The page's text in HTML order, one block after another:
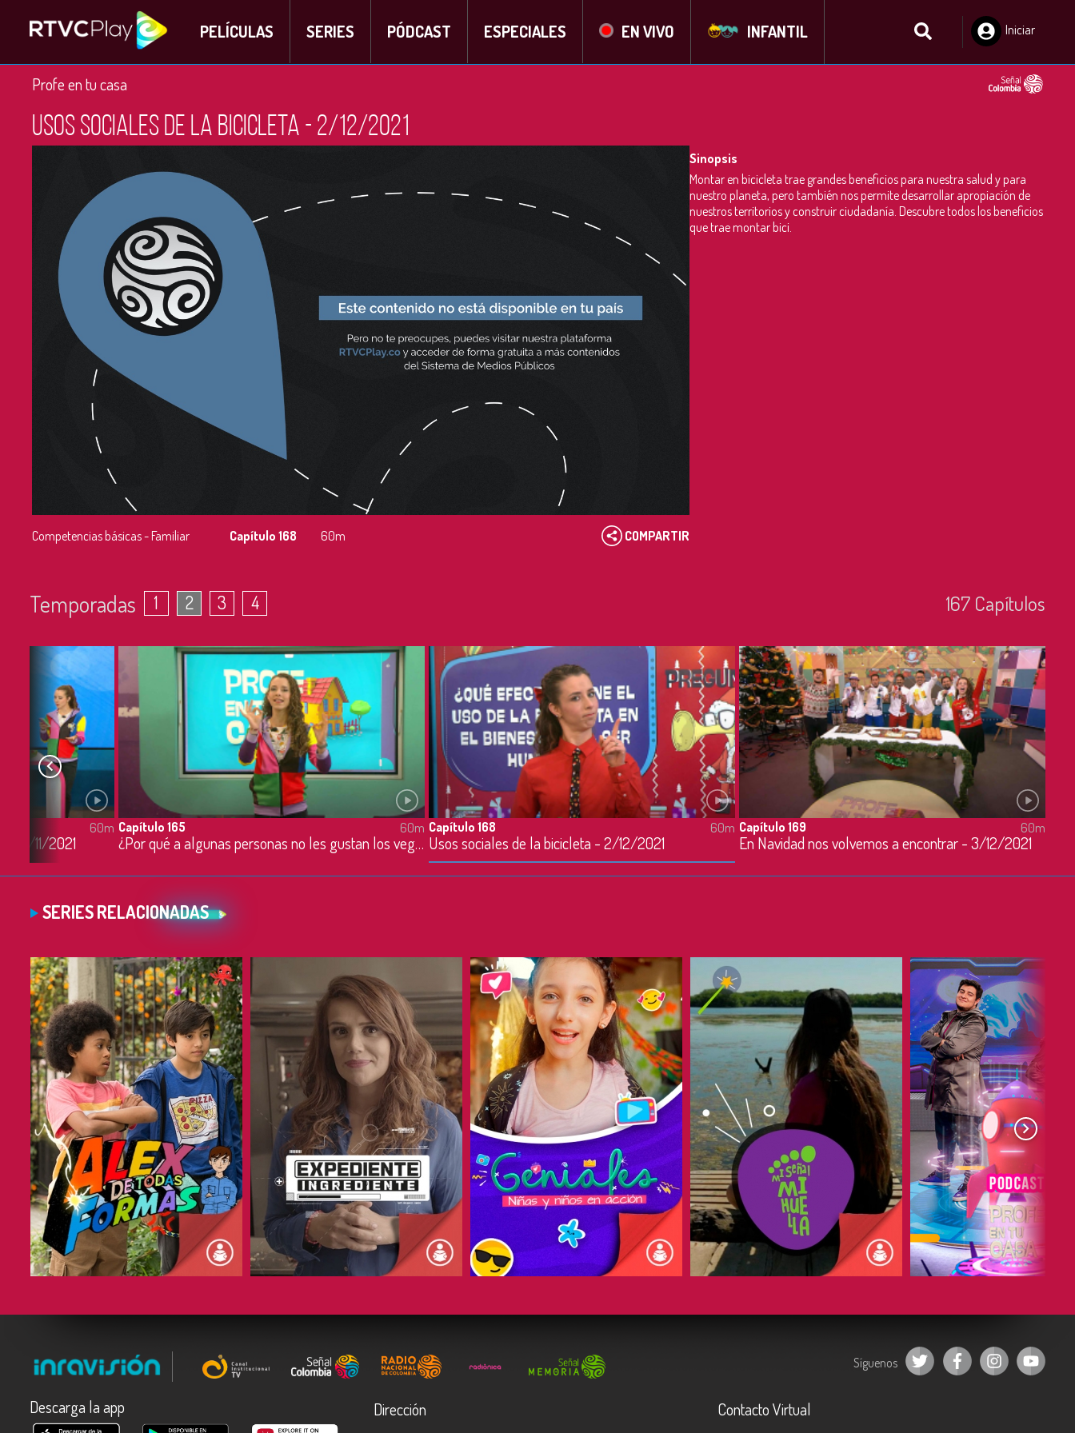
PELÍCULAS SERIES PÓDCAST ESPECIALES EN VIVO INFANTIL
Iniciar
Profe en tu casa
Usos sociales de la bicicleta - 2/12/2021
Competencias básicas - Familiar Capítulo 168 60m COMPARTIR
Sinopsis
Montar en bicicleta trae grandes beneficios para nuestra salud y para
nuestro planeta, pero también nos permite desarrollar apropiación de
nuestros territorios y construir ciudadanía. Descubre todos los beneficios
que trae montar bici.
Temporadas 1 2 3 4 167 Capí­tulos
26/11/2021
60m Capítulo 165
¿Por qué a algunas personas no les gustan los vegetales? - 29/11/2021
60m Capítulo 168
Usos sociales de la bicicleta - 2/12/2021
60m Capítulo 169
En Navidad nos volvemos a encontrar - 3/12/2021
60m
SERIES RELACIONADAS
COMPARTIR COMPARTIR COMPARTIR COMPARTIR COMPARTIR
Síguenos
Descarga la app Dirección Contacto Virtual